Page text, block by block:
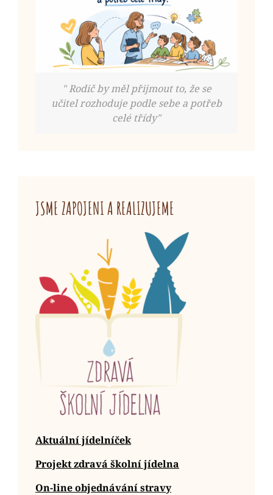
" Rodič by měl přijmout to, že se
učitel rozhoduje podle sebe a potřeb
celé třídy"
JSME ZAPOJENI A REALIZUJEME
Aktuální jídelníček
Projekt zdravá školní jídelna
On-line objednávání stravy